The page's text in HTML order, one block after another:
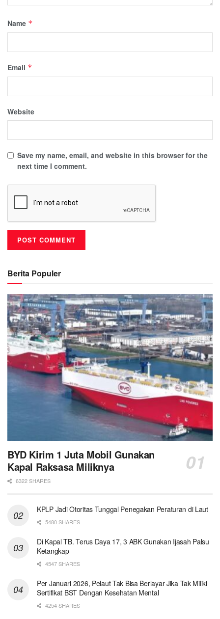
Name *
Email *
Website
Save my name, email, and website in this browser for the
next time I comment.
Berita Populer
BYD Kirim 1 Juta Mobil Gunakan
Kapal Raksasa Miliknya
6322 SHARES
KPLP Jadi Otoritas Tunggal Penegakan Peraturan di Laut
5480 SHARES
Di Kapal TB. Terus Daya 17, 3 ABK Gunakan Ijasah Palsu
Ketangkap
4547 SHARES
Per Januari 2026, Pelaut Tak Bisa Berlayar Jika Tak Miliki
Sertifikat BST Dengan Kesehatan Mental
4254 SHARES